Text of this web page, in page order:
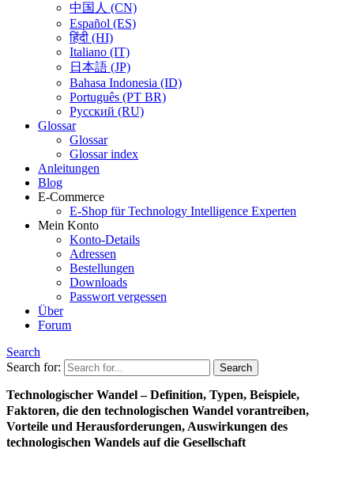
中国人 (CN)
Español (ES)
हिंदी (HI)
Italiano (IT)
日本語 (JP)
Bahasa Indonesia (ID)
Português (PT BR)
Pусский (RU)
Glossar
Glossar
Glossar index
Anleitungen
Blog
E-Commerce
E-Shop für Technology Intelligence Experten
Mein Konto
Konto-Details
Adressen
Bestellungen
Downloads
Passwort vergessen
Über
Forum
Search
Search for:
Technologischer Wandel – Definition, Typen, Beispiele,
Faktoren, die den technologischen Wandel vorantreiben,
Vorteile und Herausforderungen, Auswirkungen des
technologischen Wandels auf die Gesellschaft